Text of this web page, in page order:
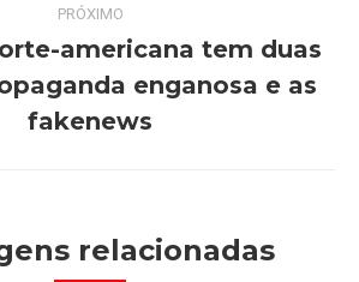
PRÓXIMO
Próximo
post:
americana tem duas
enganosa e as
fakenews
relacionadas